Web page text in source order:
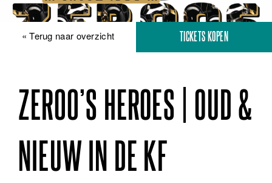
« Terug naar overzicht TICKETS KOPEN
ZER00’S HEROES | OUD &
NIEUW IN DE KF